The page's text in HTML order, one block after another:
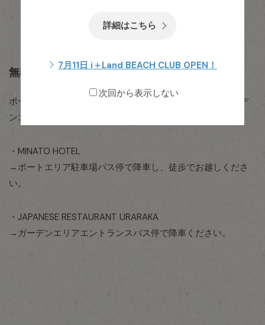
無料送迎バスでお越しの方
ポートエリア駐車場バス停で降車し、シャトルバスでガーデ
ンエリアエントランスバス停までお越しください。
・MINATO HOTEL
→ポートエリア駐車場バス停で降車し、徒歩でお越しくださ
い。
・JAPANESE RESTAURANT URARAKA
→ガーデンエリアエントランスバス停で降車ください。
詳細はこちら
7月11日 i＋Land BEACH CLUB OPEN！
次回から表示しない